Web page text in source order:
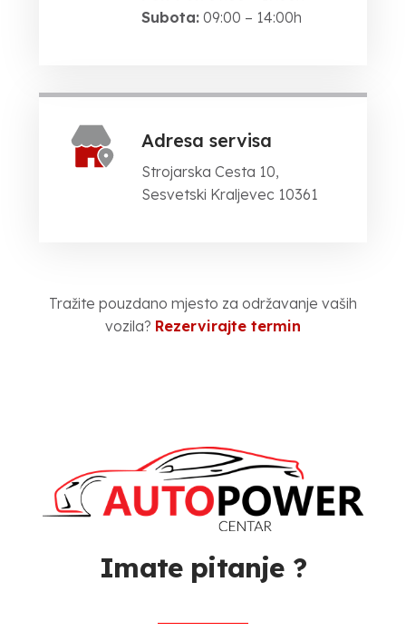
Subota:09:00 – 14:00h
Adresa servisa
Strojarska Cesta 10,
Sesvetski Kraljevec 10361
Tražite pouzdano mjesto za održavanje vaših
vozila? Rezervirajte termin
Imate pitanje ?